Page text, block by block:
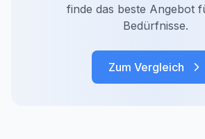
finde das beste Angebot
Bedürfnisse.
Zum Vergleich